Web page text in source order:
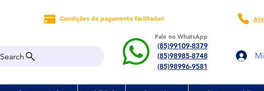
Condições de pagamento fácilitadas!
Search
Fale no WhatsApp
(85)99109-8379
(85)98985-8748
(85)98996-9581